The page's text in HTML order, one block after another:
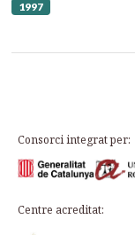
1997
Consorci integrat per:
Centre acreditat: